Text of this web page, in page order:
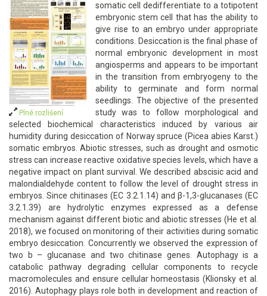
Plné rozlišení
somatic cell dedifferentiate to a totipotent
embryonic stem cell that has the ability to
give rise to an embryo under appropriate
conditions. Desiccation is the final phase of
normal embryonic development in most
angiosperms and appears to be important
in the transition from embryogeny to the
ability to germinate and form normal
seedlings. The objective of the presented
study was to follow morphological and
selected biochemical characteristics induced by various air
humidity during desiccation of Norway spruce (Picea abies Karst.)
somatic embryos. Abiotic stresses, such as drought and osmotic
stress can increase reactive oxidative species levels, which have a
negative impact on plant survival. We described abscisic acid and
malondialdehyde content to follow the level of drought stress in
embryos. Since chitinases (EC 3.2.1.14) and β-1,3-glucanases (EC
3.2.1.39) are hydrolytic enzymes expressed as a defense
mechanism against different biotic and abiotic stresses (He et al.
2018), we focused on monitoring of their activities during somatic
embryo desiccation. Concurrently we observed the expression of
two b – glucanase and two chitinase genes. Autophagy is a
catabolic pathway degrading cellular components to recycle
macromolecules and ensure cellular homeostasis (Klionsky et al.
2016). Autophagy plays role both in development and reaction of